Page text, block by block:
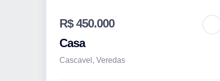
R$ 450.000
Casa
Cascavel, Veredas